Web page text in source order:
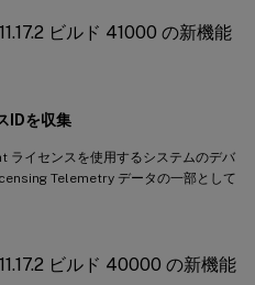
ビルド 41000 の新機能
IDを収集
イセンスを使用するシステムのデバ
Telemetry データの一部として
ビルド 40000 の新機能